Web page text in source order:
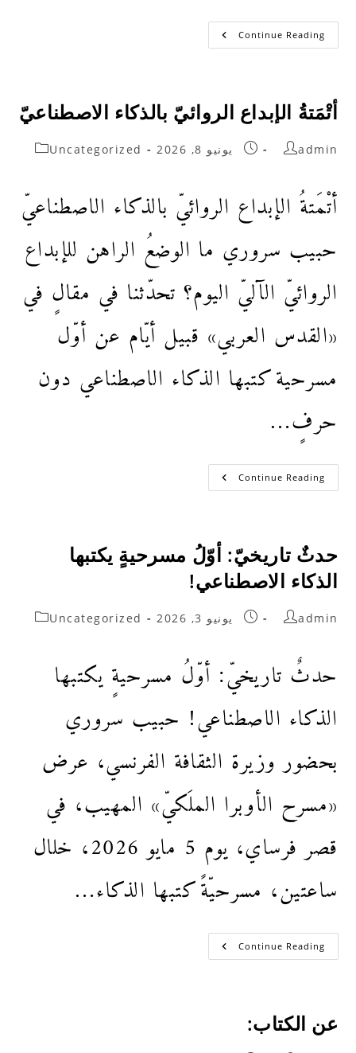
Continue Reading
أتْمَتةُ الإبداع الروائيّ بالذكاء الاصطناعيّ
admin يونيو 8, 2026 Uncategorized
أتْمَتةُ الإبداع الروائيّ بالذكاء الاصطناعيّ
حبيب سروري ما الوضعُ الراهن للإبداع
الروائيّ الآليّ اليوم؟ تحدّثنا في مقالٍ في
«القدس العربي» قبيل أيّام عن أوّل
مسرحية كتبها الذكاء الاصطناعي دون
حرفٍ…
Continue Reading
حدثٌ تاريخيّ: أوّلُ مسرحيةٍ يكتبها
الذكاء الاصطناعي!
admin يونيو 3, 2026 Uncategorized
حدثٌ تاريخيّ: أوّلُ مسرحيةٍ يكتبها
الذكاء الاصطناعي! حبيب سروري
بحضور وزيرة الثقافة الفرنسي، عرض
«مسرح الأوبرا الملَكيّ» المهيب، في
قصر فرساي، يوم 5 مايو 2026، خلال
ساعتين، مسرحيّةً كتبها الذكاء…
Continue Reading
عن الكتاب: